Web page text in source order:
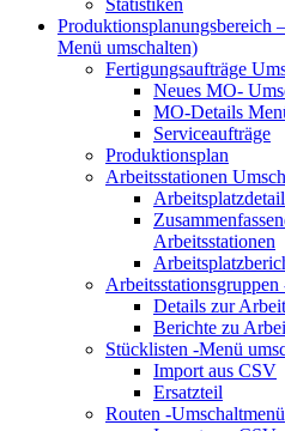
Produktionsplanungsbereich
Menü umschalten)
Fertigungsaufträge
Neues MO-
MO-Details
Serviceaufträge
Produktionsplan
Arbeitsstationen
Arbeitsstationen
Arbeitsstationsgruppen
Details zur
Berichte zu
Stücklisten -Menü
Import aus CSV
Ersatzteil
Routen -Umschaltmenü